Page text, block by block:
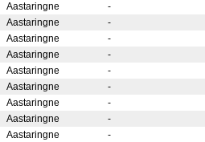
Aastaringne -
Aastaringne -
Aastaringne -
Aastaringne -
Aastaringne -
Aastaringne -
Aastaringne -
Aastaringne -
Aastaringne -